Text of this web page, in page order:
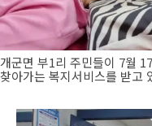
개군면 부1리 주민들이 7월
찾아가는 복지서비스를 받고